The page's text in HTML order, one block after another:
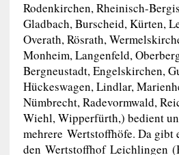
Rodenkirchen, Rheinisch-
Gladbach, Burscheid, Kürten,
Overath, Rösrath,
Monheim, Langenfeld,
Bergneustadt, Engelskirchen,
Hückeswagen, Lindlar,
Nümbrecht, Radevormwald,
Wiehl, Wipperfürth,) bedient
mehrere Wertstoffhöfe. Da gibt
den Wertstoffhof Leichlingen